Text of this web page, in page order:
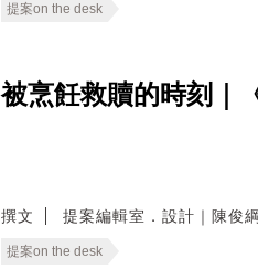
提案on the desk
被烹飪救贖的時刻｜
撰文 提案編輯室．設計｜陳俊
提案on the desk